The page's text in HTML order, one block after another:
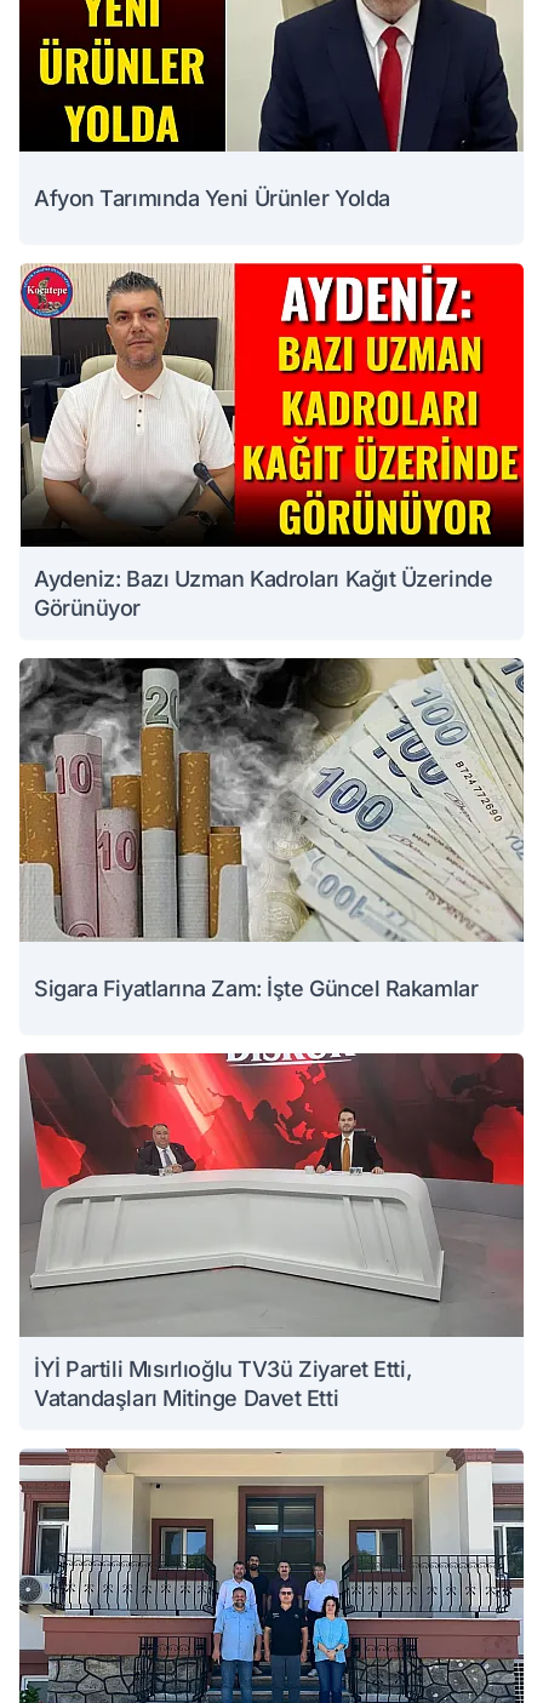
Afyon Tarımında Yeni Ürünler Yolda
Aydeniz: Bazı Uzman Kadroları Kağıt Üzerinde
Görünüyor
Sigara Fiyatlarına Zam: İşte Güncel Rakamlar
İYİ Partili Mısırlıoğlu TV3ü Ziyaret Etti,
Vatandaşları Mitinge Davet Etti